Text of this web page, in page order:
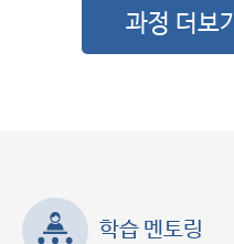
과정 더보기
학습 멘토링